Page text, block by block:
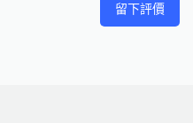
留下評價